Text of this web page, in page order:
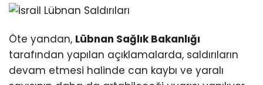
Öte yandan, Lübnan Sağlık Bakanlığı
tarafından yapılan açıklamalarda, saldırıların
devam etmesi halinde can kaybı ve yaralı